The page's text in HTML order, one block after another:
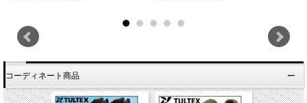
コーディネート商品